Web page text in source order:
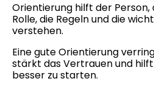
Orientierung hilft der
Rolle, die Regeln und die
verstehen.
Eine gute Orientierung
stärkt das Vertrauen und
besser zu starten.